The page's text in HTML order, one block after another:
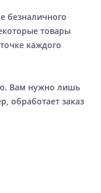
безналичного
товары
каждого
Вам нужно лишь
обработает заказ